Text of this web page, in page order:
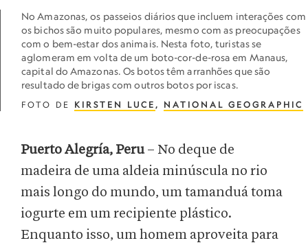
No Amazonas, os passeios diários que incluem interações com
os bichos são muito populares, mesmo com as preocupações
com o bem-estar dos animais. Nesta foto, turistas se
aglomeram em volta de um boto-cor-de-rosa em Manaus,
capital do Amazonas. Os botos têm arranhões que são
resultado de brigas com outros botos por iscas.
FOTO DE KIRSTEN LUCE , NATIONAL GEOGRAPHIC
Puerto Alegría, Peru– No deque de
madeira de uma aldeia minúscula no rio
mais longo do mundo, um tamanduá toma
iogurte em um recipiente plástico.
Enquanto isso, um homem aproveita para